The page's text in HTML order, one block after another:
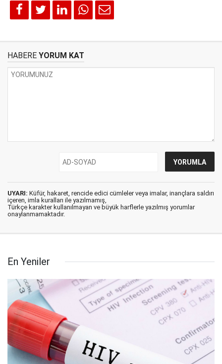
HABERE YORUM KAT
UYARI: Küfür, hakaret, rencide edici cümleler veya imalar, inançlara saldırı
içeren, imla kuralları ile yazılmamış,
Türkçe karakter kullanılmayan ve büyük harflerle yazılmış yorumlar
onaylanmamaktadır.
En Yeniler